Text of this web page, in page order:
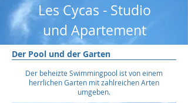
Les Cycas - Studio
und Apartement
Der Pool und der Garten
Der beheizte Swimmingpool ist von einem
herrlichen Garten mit zahlreichen Arten
umgeben.